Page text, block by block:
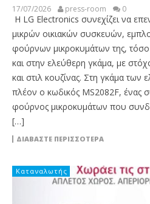
17/07/2026 press-room 0
Η LG Electronics συνεχίζει να
μικρών οικιακών συσκευών,
φούρνων μικροκυμάτων της, τόσο
και στην ελεύθερη γκάμα, με
και στιλ κουζίνας. Στη γκάμα των
πλέον ο κωδικός MS2082F, ένας
φούρνος μικροκυμάτων που
[…]
ΔΙΑΒΆΣΤΕ ΠΕΡΙΣΣΌΤΕΡΑ
Καταναλωτής